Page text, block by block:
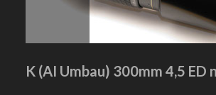
K (AI Umbau) 300mm 4,5 ED